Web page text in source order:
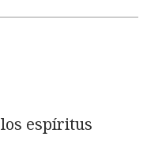
espíritus